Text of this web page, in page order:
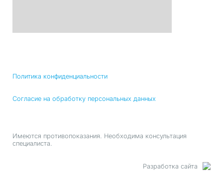
Политика конфиденциальности
Согласие на обработку персональных данных
Имеются противопоказания. Необходима консультация
специалиста.
Разработка сайта